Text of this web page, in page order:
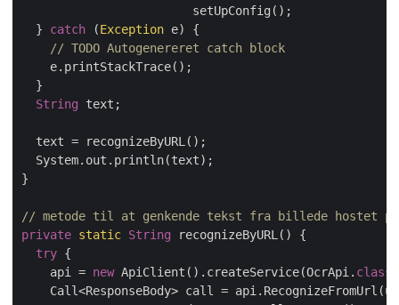
  }
catch (Exception e) {
// TODO Autogenereret catch block
    e.printStackTrace();
  }
String text;
  text = recognizeByURL();
  System.out.println(text);
}
// metode til at genkende tekst fra billede hostet på
private static String recognizeByURL() {
try {
    api =
new ApiClient().createService(OcrApi. class
Call<ResponseBody> call =